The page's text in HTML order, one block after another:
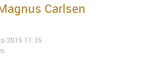
Carlsen
2015 11:35